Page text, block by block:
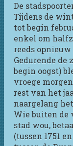
De
Tijdens de
tot begin
enkel om
reeds
Gedurende de
begin oogst)
vroege
rest van het
naargelang
Wie buiten de
stad wou,
(tussen 1751